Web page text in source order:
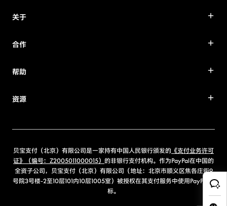
关于
合作
帮助
资源
贝宝支付（北京）有限公司是一家持有中国人民银行颁发的 《支付业务许可
证》（编号：Z2005011000015） 的非银行支付机构。作为PayPal在中国的
全资子公司，贝宝支付（北京）有限公司（地址：北京市顺义区焦各庄街9
号院3号楼-2至10层101内10层1005室）被授权在其支付服务中使用PayPal商
标。